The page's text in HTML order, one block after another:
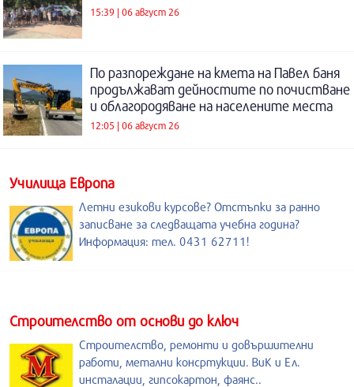
15:39 | 06 август 26
По разпореждане на кмета на Павел баня
продължават дейностите по почистване
и облагородяване на населените места
12:05 | 06 август 26
Училища Европа
Летни езикови курсове? Отстъпки за ранно
записване за следващата учебна година?
Информация: тел. 0431 62711!
Строителство от основи до ключ
Строителство, ремонти и довършителни
работи, метални консртукции. ВиК и Ел.
инсталации, гипсокартон, фаянс..